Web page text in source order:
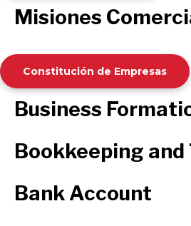
Misiones
Constitución de Empresas
Business
Bookkeeping and
Bank Account